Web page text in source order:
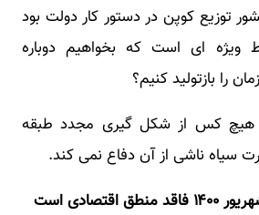
توزیع کوپن در دستور کار دولت بود
ویژه ای است که بخواهیم دوباره
را بازتولید کنیم؟
هیچ کس از شکل گیری مجدد طبقه
سیاه ناشی از آن دفاع نمی کند.
است